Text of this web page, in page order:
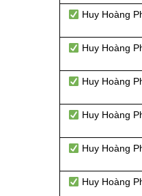
Huy Hoàng
Huy Hoàng
Huy Hoàng
Huy Hoàng
Huy Hoàng
Huy Hoàng